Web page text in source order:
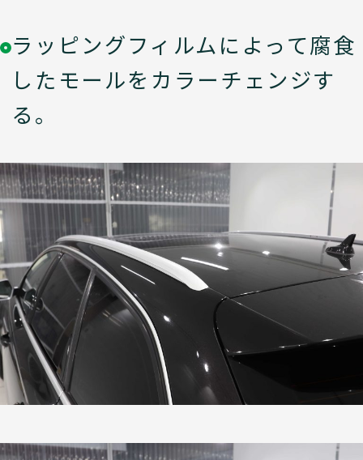
ラッピングフィルムによって腐食
したモールをカラーチェンジす
る。